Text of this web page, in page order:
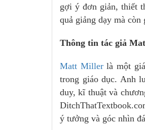
gợi ý đơn giản, thiết
quả giảng dạy mà
Thông tin tác giả
Matt Millerlà một
trong giáo dục. Anh
duy, kĩ thuật và
ý tưởng và góc nhìn